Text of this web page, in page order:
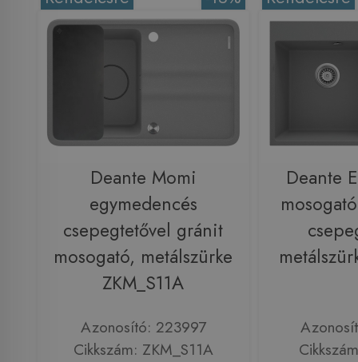
Deante Momi
egymedencés
csepegtetővel gránit
mosogató, metálszürke
ZKM_S11A
Azonosító: 223997
Cikkszám: ZKM_S11A
Deante